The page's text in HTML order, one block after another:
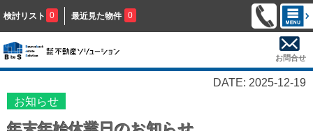
検討リスト 0 最近見た物件 0
お問合せ
DATE: 2025-12-19
お知らせ